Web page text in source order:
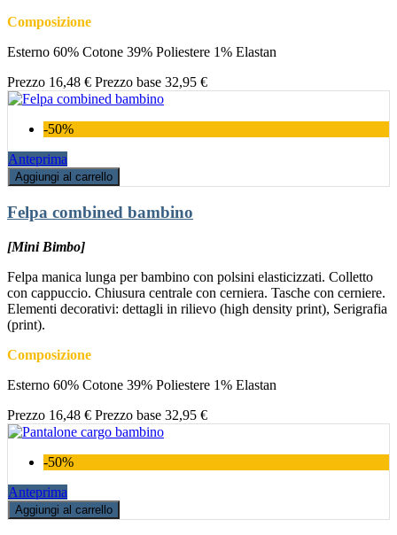
Composizione
Esterno 60% Cotone 39% Poliestere 1% Elastan
Prezzo 16,48 € Prezzo base 32,95 €
-50%
Anteprima
Aggiungi al carrello
Felpa combined bambino
[Mini Bimbo]
Felpa manica lunga per bambino con polsini elasticizzati. Colletto
con cappuccio. Chiusura centrale con cerniera. Tasche con cerniere.
Elementi decorativi: dettagli in rilievo (high density print), Serigrafia
(print).
Composizione
Esterno 60% Cotone 39% Poliestere 1% Elastan
Prezzo 16,48 € Prezzo base 32,95 €
-50%
Anteprima
Aggiungi al carrello